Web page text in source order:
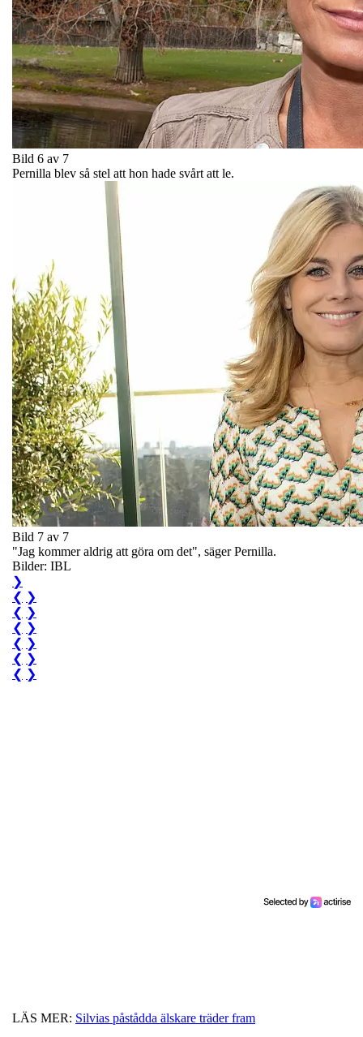
Bild 6 av 7
Pernilla blev så stel att hon hade svårt att le.
Bild 7 av 7
"Jag kommer aldrig att göra om det", säger Pernilla.
Bilder: IBL
❯
❮ ❯
❮ ❯
❮ ❯
❮ ❯
❮ ❯
❮ ❯
LÄS MER: Silvias påstådda älskare träder fram